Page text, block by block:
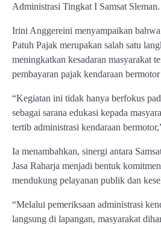
Administrasi Tingkat I Samsat Sleman.
Irini Anggereini menyampaikan
Patuh Pajak merupakan salah satu
meningkatkan kesadaran masyarakat
pembayaran pajak kendaraan
“Kegiatan ini tidak hanya berfokus
sebagai sarana edukasi kepada
tertib administrasi kendaraan
Ia menambahkan, sinergi antara
Jasa Raharja menjadi bentuk
mendukung pelayanan publik dan
“Melalui pemeriksaan administrasi
langsung di lapangan, masyarakat